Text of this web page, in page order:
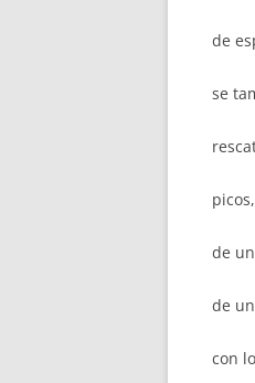
de
se
de
de
con